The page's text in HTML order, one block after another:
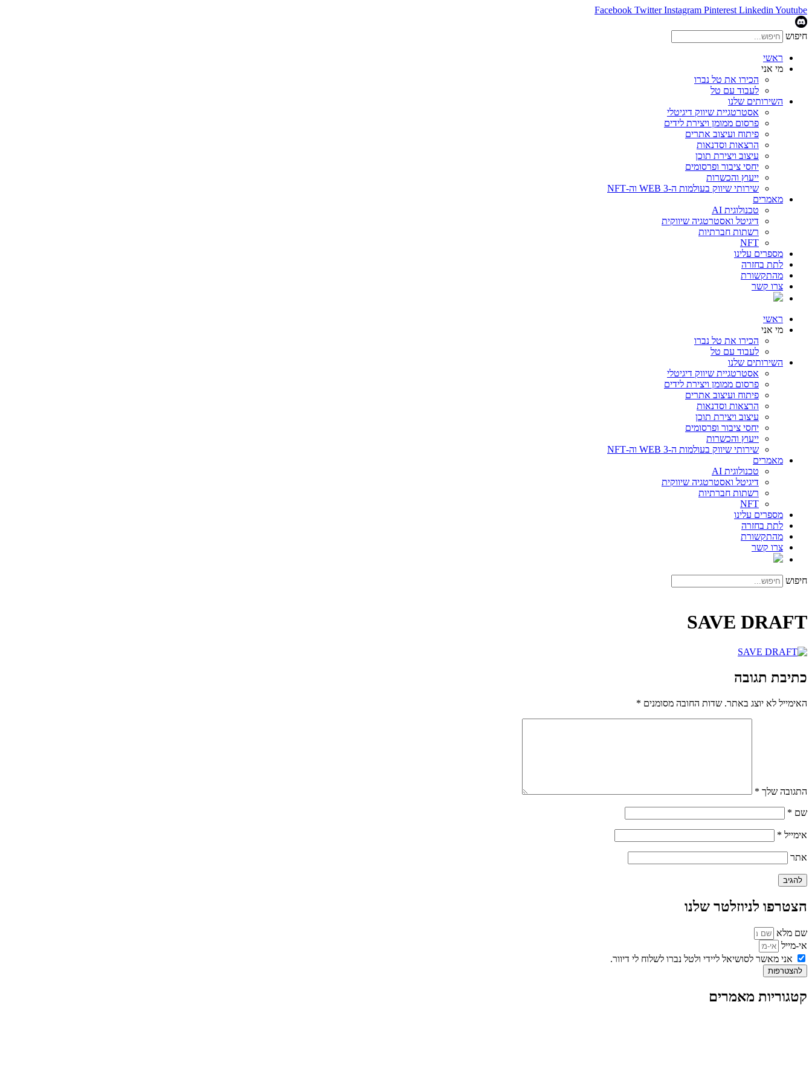
Facebook Twitter Instagram Pinterest Linkedin Youtube
חיפוש
ראשי
מי אני
הכירו את טל נברו
לעבוד עם טל
השירותים שלנו
אסטרטגיית שיווק דיגיטלי
פרסום ממומן ויצירת לידים
פיתוח ועיצוב אתרים
הרצאות וסדנאות
עיצוב ויצירת תוכן
יחסי ציבור ופרסומים
ייעוץ והכשרות
שירותי שיווק בעולמות ה-WEB 3 וה-NFT
מאמרים
טכנולוגית AI
דיגיטל ואסטרטגיה שיווקית
רשתות חברתיות
NFT
מספרים עלינו
לתת בחזרה
מהתקשורת
צרו קשר
ראשי
מי אני
הכירו את טל נברו
לעבוד עם טל
השירותים שלנו
אסטרטגיית שיווק דיגיטלי
פרסום ממומן ויצירת לידים
פיתוח ועיצוב אתרים
הרצאות וסדנאות
עיצוב ויצירת תוכן
יחסי ציבור ופרסומים
ייעוץ והכשרות
שירותי שיווק בעולמות ה-WEB 3 וה-NFT
מאמרים
טכנולוגית AI
דיגיטל ואסטרטגיה שיווקית
רשתות חברתיות
NFT
מספרים עלינו
לתת בחזרה
מהתקשורת
צרו קשר
חיפוש
SAVE DRAFT
כתיבת תגובה
האימייל לא יוצג באתר. שדות החובה מסומנים *
התגובה שלך *
שם *
אימייל *
אתר
הצטרפו לניוזלטר שלנו
שם מלא
אי-מייל
אני מאשר לסושיאל ליידי ולטל נברו לשלוח לי דיוור.
להצטרפות
קטגוריות מאמרים